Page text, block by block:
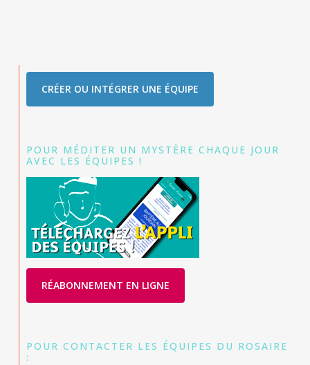
CRÉER OU INTÉGRER UNE ÉQUIPE
POUR MÉDITER UN MYSTÈRE CHAQUE JOUR
AVEC LES ÉQUIPES !
RÉABONNEMENT EN LIGNE
POUR CONTACTER LES ÉQUIPES DU ROSAIRE
: